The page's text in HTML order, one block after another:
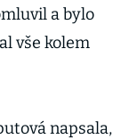
a bylo
vše kolem
napsala,